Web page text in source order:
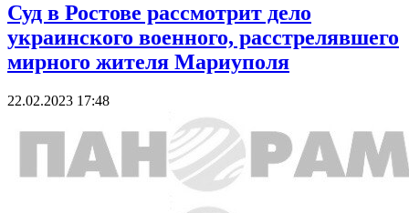
Суд в Ростове рассмотрит дело
украинского военного, расстрелявшего
мирного жителя Мариуполя
22.02.2023 17:48